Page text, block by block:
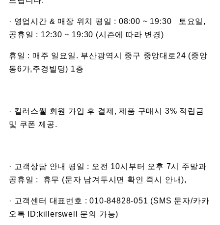
· 영업시간 & 매장 위치 평일 : 08:00 ~ 19:30 토요일,
공휴일 : 12:30 ~ 19:30 (시즌에 따라 변경)
휴일 : 매주 일요일. 부산광역시 중구 중앙대로24 (중앙
동6가,주경빌딩) 1층
· 킬러스웰 회원 가입 후 결제, 제품 구매시 3% 적립금
및 쿠폰 제공.
· 고객상담 안내 평일 : 오전 10시부터 오후 7시 주말과
공휴일 : 휴무 (문자 남겨두시면 확인 즉시 안내),
· 고객센터 대표번호 : 010-84828-051 (SMS 문자/카카
오톡 ID:killerswell 문의 가능)